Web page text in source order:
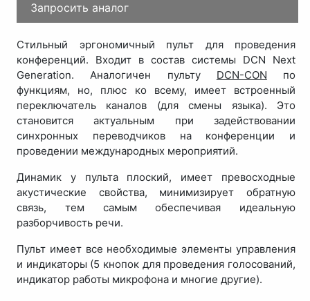
Запросить аналог
Стильный эргономичный пульт для проведения
конференций. Входит в состав системы DCN Next
Generation. Аналогичен пульту DCN-CON по
функциям, но, плюс ко всему, имеет встроенный
переключатель каналов (для смены языка). Это
становится актуальным при задействовании
синхронных переводчиков на конференции и
проведении международных мероприятий.
Динамик у пульта плоский, имеет превосходные
акустические свойства, минимизирует обратную
связь, тем самым обеспечивая идеальную
разборчивость речи.
Пульт имеет все необходимые элементы управления
и индикаторы (5 кнопок для проведения голосований,
индикатор работы микрофона и многие другие).